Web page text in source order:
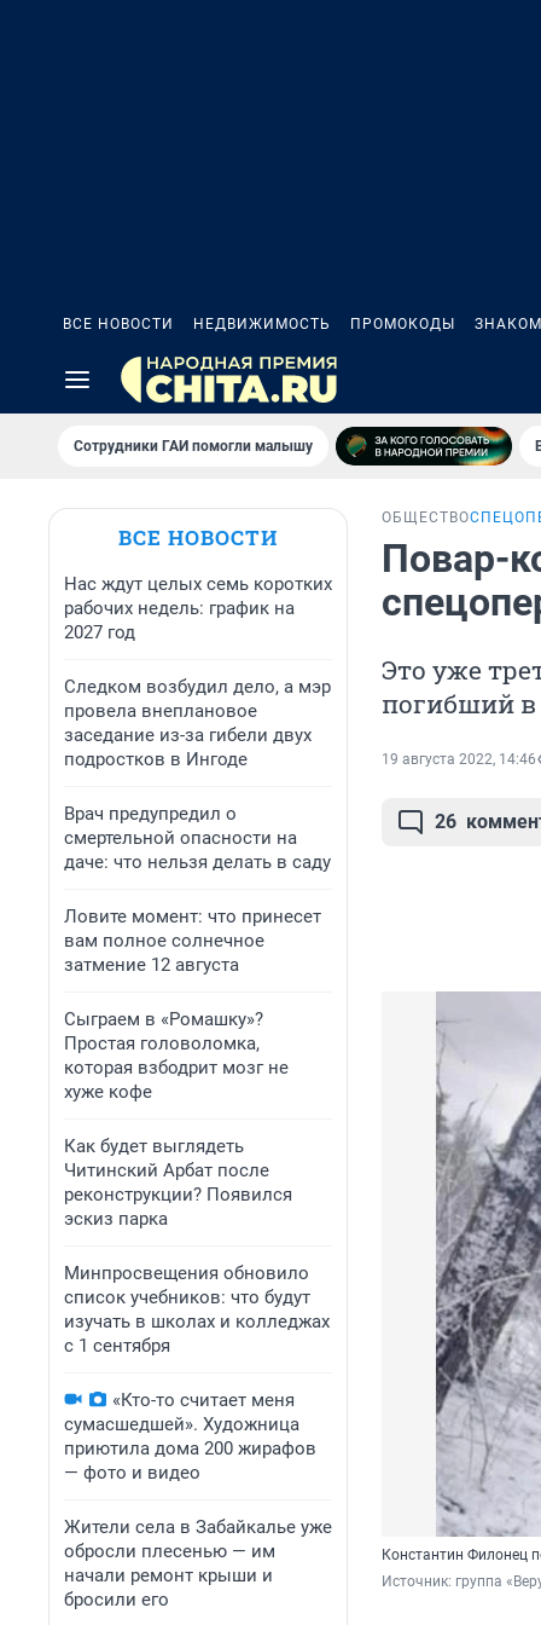
ВСЕ НОВОСТИ НЕДВИЖИМОСТЬ ПРОМОКОДЫ
Сотрудники ГАИ помогли малышу
ВСЕ НОВОСТИ
Нас ждут целых семь коротких
рабочих недель: график на
2027 год
Следком возбудил дело, а мэр
провела внеплановое
заседание из-за гибели двух
подростков в Ингоде
Врач предупредил о
смертельной опасности на
даче: что нельзя делать в саду
Ловите момент: что принесет
вам полное солнечное
затмение 12 августа
Сыграем в «Ромашку»?
Простая головоломка,
которая взбодрит мозг не
хуже кофе
Как будет выглядеть
Читинский Арбат после
реконструкции? Появился
эскиз парка
Минпросвещения обновило
список учебников: что будут
изучать в школах и колледжах
с 1 сентября
«Кто-то считает меня
сумасшедшей». Художница
приютила дома 200 жирафов
— фото и видео
Жители села в Забайкалье уже
обросли плесенью — им
начали ремонт крыши и
бросили его
ОБЩЕСТВО
Повар-
Это уже
погибший
19 августа 2022, 14:46
26
Константин Филонец
Источник: группа